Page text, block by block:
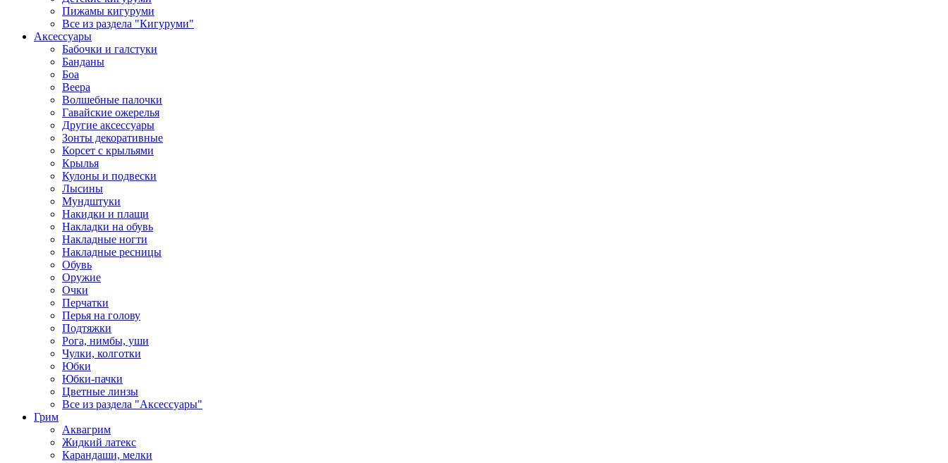
Пижамы кигуруми
Все из раздела "Кигуруми"
Аксессуары
Бабочки и галстуки
Банданы
Боа
Веера
Волшебные палочки
Гавайские ожерелья
Другие аксессуары
Зонты декоративные
Корсет с крыльями
Крылья
Кулоны и подвески
Лысины
Мундштуки
Накидки и плащи
Накладки на обувь
Накладные ногти
Накладные ресницы
Обувь
Оружие
Очки
Перчатки
Перья на голову
Подтяжки
Рога, нимбы, уши
Чулки, колготки
Юбки
Юбки-пачки
Цветные линзы
Все из раздела "Аксессуары"
Грим
Аквагрим
Жидкий латекс
Карандаши, мелки